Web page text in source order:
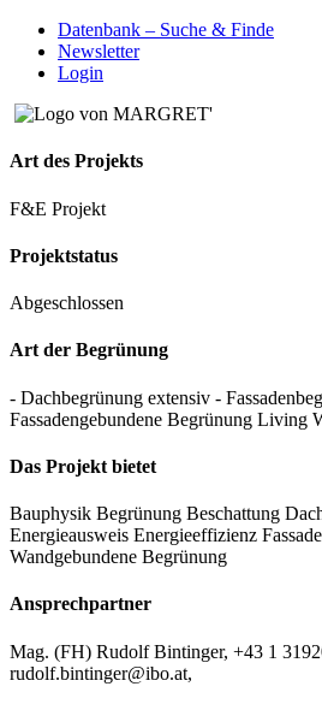
Datenbank – Suche & Finde
Newsletter
Login
Art des Projekts
F&E Projekt
Projektstatus
Abgeschlossen
Art der Begrünung
- Dachbegrünung extensiv -
Fassadengebundene Begrünung Living
Das Projekt bietet
Bauphysik Begrünung Beschattung
Energieausweis Energieeffizienz
Wandgebundene Begrünung
Ansprechpartner
Mag. (FH) Rudolf Bintinger, +43 1
rudolf.bintinger@ibo.at,